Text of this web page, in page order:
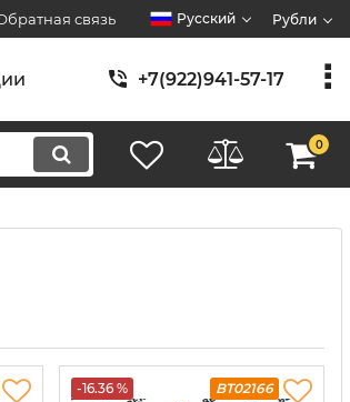
связь Русский Рубли
+7(922)941-57-17
0
-16.36 % BT02166